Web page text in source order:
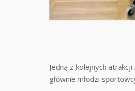
Jedną z kolejnych
głównie młodzi